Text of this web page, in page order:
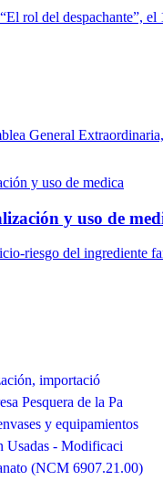
rol del despachante”, el
General
y uso de
riesgo del ingrediente
importació
Pesquera de la Pa
y equipamientos
Usadas - Modificaci
(NCM 6907.21.00)